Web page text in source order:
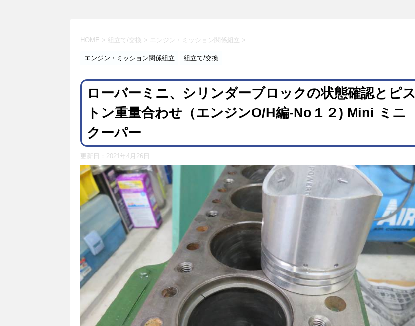
HOME > 組立て/交換 > エンジン・ミッション関係組立 >
エンジン・ミッション関係組立 組立て/交換
ローバーミニ、シリンダーブロックの状態確認とピス
トン重量合わせ（エンジンO/H編-No１２) Mini ミニ
クーパー
更新日： 2021年4月26日